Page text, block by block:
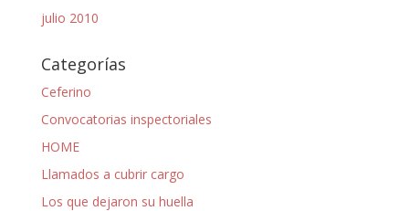
julio 2010
Categorías
Ceferino
Convocatorias inspectoriales
HOME
Llamados a cubrir cargo
Los que dejaron su huella